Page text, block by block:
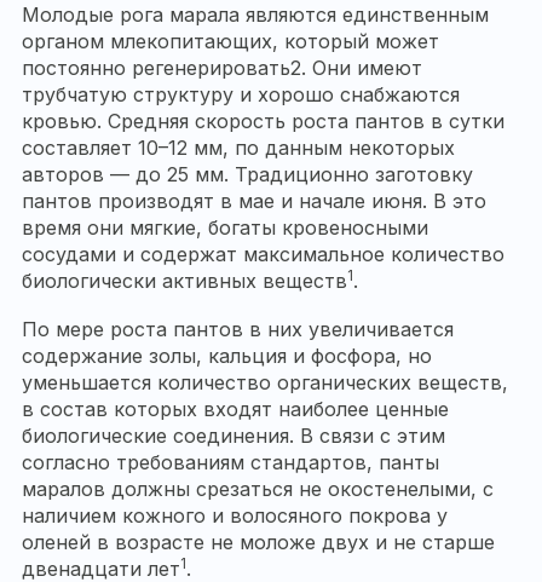
Молодые рога марала являются единственным
органом млекопитающих, который может
постоянно регенерировать2. Они имеют
трубчатую структуру и хорошо снабжаются
кровью. Средняя скорость роста пантов в сутки
составляет 10–12 мм, по данным некоторых
авторов — до 25 мм. Традиционно заготовку
пантов производят в мае и начале июня. В это
время они мягкие, богаты кровеносными
сосудами и содержат максимальное количество
биологически активных веществ1.
По мере роста пантов в них увеличивается
содержание золы, кальция и фосфора, но
уменьшается количество органических веществ,
в состав которых входят наиболее ценные
биологические соединения. В связи с этим
согласно требованиям стандартов, панты
маралов должны срезаться не окостенелыми, с
наличием кожного и волосяного покрова у
оленей в возрасте не моложе двух и не старше
двенадцати лет1.